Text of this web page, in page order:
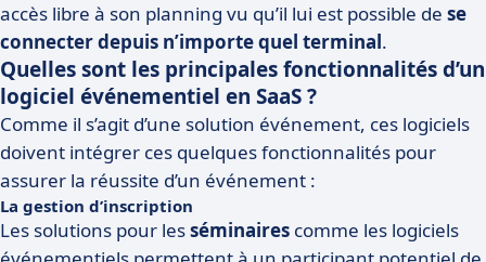
accès libre à son planning vu qu’il lui est possible de se
connecter depuis n’importe quel terminal.
Quelles sont les principales fonctionnalités d’un
logiciel événementiel en SaaS ?
Comme il s’agit d’une solution événement, ces logiciels
doivent intégrer ces quelques fonctionnalités pour
assurer la réussite d’un événement :
La gestion d’inscription
Les solutions pour lesséminaires comme les logiciels